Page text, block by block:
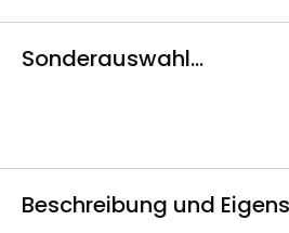
Sonderauswahl...
Beschreibung und